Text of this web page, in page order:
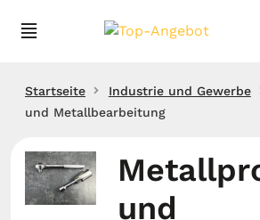
Startseite Industrie und Gewerbe
und Metallbearbeitung
und